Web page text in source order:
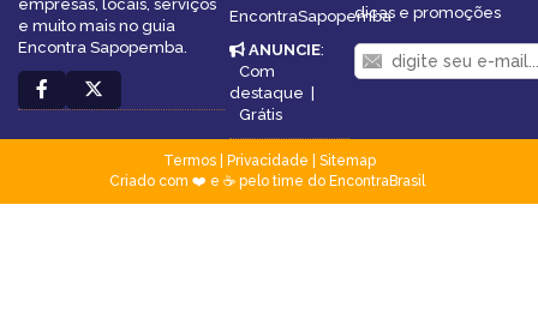
empresas, locais, serviços
e muito mais no guia
Encontra Sapopemba.
EncontraSapopemba
ANUNCIE:
Com
destaque |
Grátis
dicas e promoções
Termos| Privacidade
Sitemap
Criado com ❤️ e ☕ pelo time do EncontraBrasil